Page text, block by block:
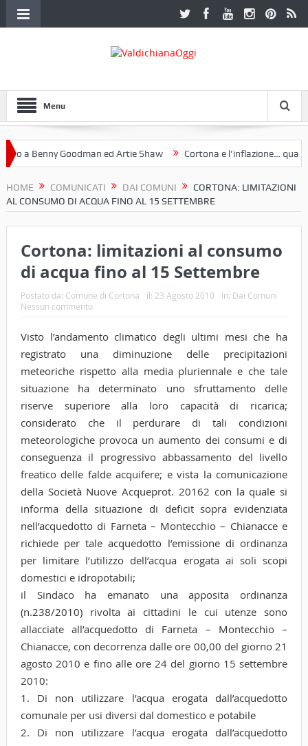
Menu
a Benny Goodman ed Artie Shaw Cortona e l’inflazione…
HOME COMUNICATI DAI COMUNI
CORTONA: LIMITAZIONI
AL CONSUMO DI ACQUA FINO AL 15 SETTEMBRE
Cortona: limitazioni al consumo
di acqua fino al 15 Settembre
Postato da: Comune di Cortona il: 23 Agosto 2010 In: Dai Comuni
Nessun commento
Visto l’andamento climatico degli ultimi mesi che ha
registrato una diminuzione delle precipitazioni
meteoriche rispetto alla media pluriennale e che tale
situazione ha determinato uno sfruttamento delle
riserve superiore alla loro capacità di ricarica;
considerato che il perdurare di tali condizioni
meteorologiche provoca un aumento dei consumi e di
conseguenza il progressivo abbassamento del livello
freatico delle falde acquifere; e vista la comunicazione
della Società Nuove Acqueprot. 20162 con la quale si
informa della situazione di deficit sopra evidenziata
nell’acquedotto di Farneta – Montecchio – Chianacce e
richiede per tale acquedotto l’emissione di ordinanza
per limitare l’utilizzo dell’acqua erogata ai soli scopi
domestici e idropotabili;
il Sindaco ha emanato una apposita ordinanza
(n.238/2010) rivolta ai cittadini le cui utenze sono
allacciate all’acquedotto di Farneta – Montecchio –
Chianacce, con decorrenza dalle ore 00,00 del giorno 21
agosto 2010 e fino alle ore 24 del giorno 15 settembre
2010:
1. Di non utilizzare l’acqua erogata dall’acquedotto
comunale per usi diversi dal domestico e potabile
2. Di non utilizzare l’acqua erogata dall’acquedotto